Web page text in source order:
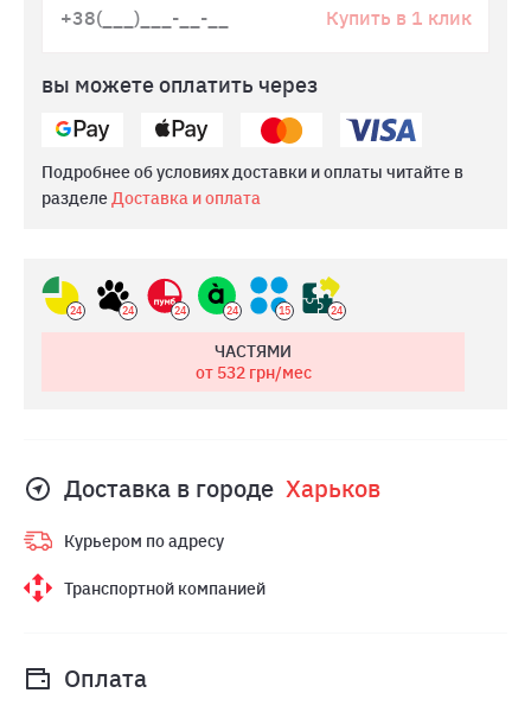
Купить в 1 клик
вы можете оплатить через
Подробнее об условиях доставки и оплаты читайте в
разделеДоставка и оплата
24 24 24 24 15 24
ЧАСТЯМИ
от 532грн/мес
Доставка в городе Харьков
Курьером по адресу
Транспортной компанией
Оплата